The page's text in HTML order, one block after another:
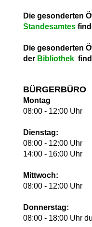
Die gesonderten
Standesamtes
Die gesonderten
der Bibliothek
BÜRGERBÜRO
Montag
08:00 - 12:00 Uhr
Dienstag:
08:00 - 12:00 Uhr
14:00 - 16:00 Uhr
Mittwoch:
08:00 - 12:00 Uhr
Donnerstag:
08:00 - 18:00 Uhr